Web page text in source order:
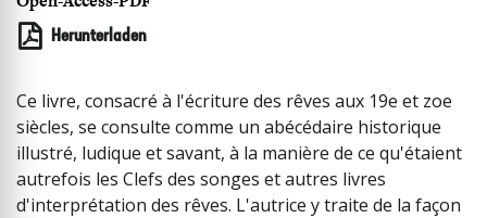
Herunterladen
Ce livre, consacré à l'écriture des rêves aux 19e et zoe
siècles, se consulte comme un abécédaire historique
illustré, ludique et savant, à la manière de ce qu'étaient
autrefois les Clefs des songes et autres livres
d'interprétation des rêves. L'autrice y traite de la façon